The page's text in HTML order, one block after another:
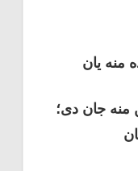
منه یان
جان دی؛